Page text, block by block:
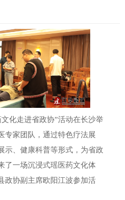
化走进省政协”活动在长沙举
专家团队，通过特色疗法展
示、健康科普等形式，为省政
了一场沉浸式瑶医药文化体
政协副主席欧阳江波参加活